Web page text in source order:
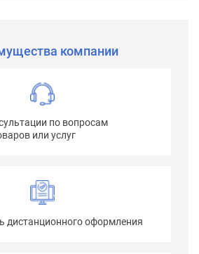
компании
по вопросам
или услуг
дистанционного оформления